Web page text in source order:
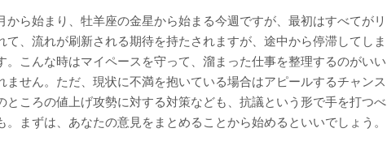
から始まり、牡羊座の金星から始まる今週ですが、最初はすべてがリ
て、流れが刷新される期待を持たされますが、途中から停滞してしま
。こんな時はマイペースを守って、溜まった仕事を整理するのがいい
ません。ただ、現状に不満を抱いている場合はアピールするチャンス
ところの値上げ攻勢に対する対策なども、抗議という形で手を打つべ
。まずは、あなたの意見をまとめることから始めるといいでしょう。